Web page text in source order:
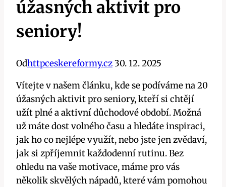
úžasných aktivit pro
seniory!
Odhttpceskereformy.cz30. 12. 2025
Vítejte v našem článku, kde se podíváme na 20
úžasných aktivit pro seniory, kteří si chtějí
užít plné a aktivní důchodové období. Možná
už máte dost volného času a hledáte inspiraci,
jak ho co nejlépe využít, nebo jste jen zvědaví,
jak si zpříjemnit každodenní rutinu. Bez
ohledu na vaše motivace, máme pro vás
několik skvělých nápadů, které vám pomohou